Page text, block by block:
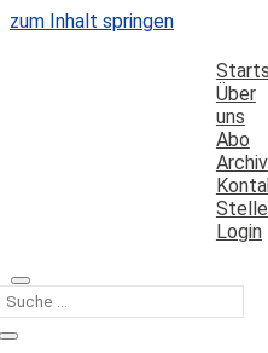
zum Inhalt springen
Über
uns
Abo
Archiv
Login
Kategorie